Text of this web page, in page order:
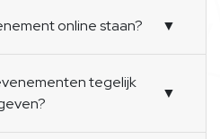
online staan? ▼
tegelijk
▼